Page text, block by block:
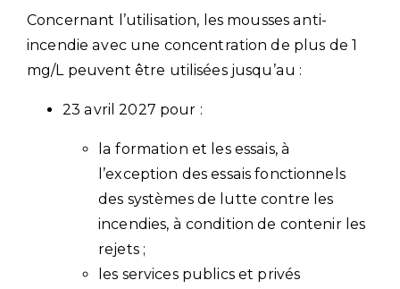
Concernant l’utilisation, les mousses anti-
incendie avec une concentration de plus de 1
mg/L peuvent être utilisées jusqu’au :
23 avril 2027 pour :
la formation et les essais, à
l’exception des essais fonctionnels
des systèmes de lutte contre les
incendies, à condition de contenir les
rejets ;
les services publics et privés